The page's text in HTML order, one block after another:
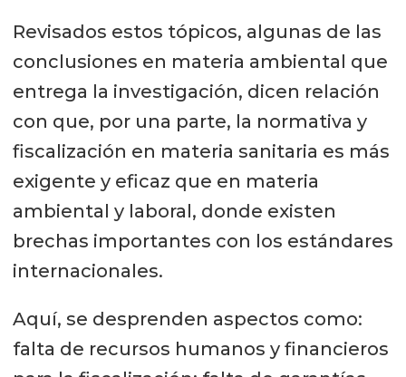
Revisados estos tópicos, algunas de las
conclusiones en materia ambiental que
entrega la investigación, dicen relación
con que, por una parte, la normativa y
fiscalización en materia sanitaria es más
exigente y eficaz que en materia
ambiental y laboral, donde existen
brechas importantes con los estándares
internacionales.
Aquí, se desprenden aspectos como:
falta de recursos humanos y financieros